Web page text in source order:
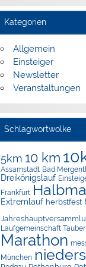
Kategorien
Allgemein
Einsteiger
Newsletter
Veranstaltungen
Schlagwortwolke
5km 10 km
Assamstadt Bad
Dreikönigslauf
Frankfurt
Extremlauf herbstfest
Laufgemeinschaft
Marathon
München